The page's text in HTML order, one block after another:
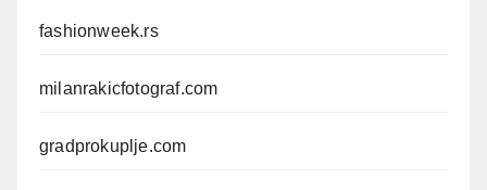
fashionweek.rs
milanrakicfotograf.com
gradprokuplje.com